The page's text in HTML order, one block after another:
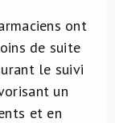
ont
de suite
le suivi
un
et en